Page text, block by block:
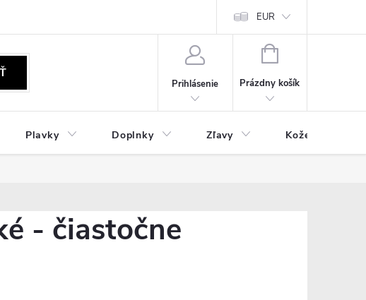
EUR
Prihlásenie
NÁKUPNÝ
Prázdny košík
Plavky Doplnky Zľavy Kožený tovar
- čiastočne